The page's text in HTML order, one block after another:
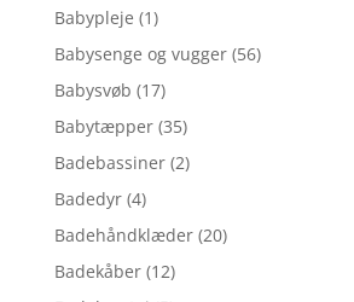
Babypleje (1)
Babysenge og vugger (56)
Babysvøb (17)
Babytæpper (35)
Badebassiner (2)
Badedyr (4)
Badehåndklæder (20)
Badekåber (12)